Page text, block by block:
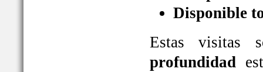
Disponible
Estas
profundidad